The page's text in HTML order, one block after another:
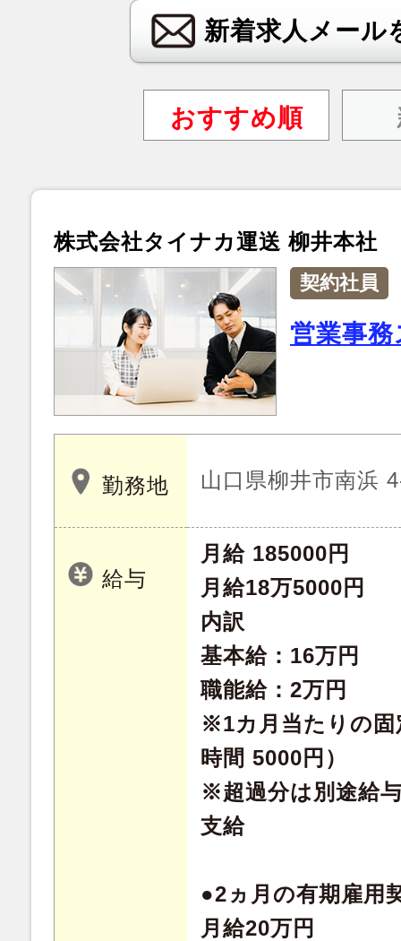
新着求人メール
おすすめ順
株式会社タイナカ運送 柳井本社
契約社員
営業事
勤務地 山口県柳井市南浜
給与
月給 185000円
月給18万5000円
内訳
基本給：16万円
職能給：2万円
※1カ月当たりの固
時間 5000円）
※超過分は別途給
支給
●2ヵ月の有期雇用
月給20万円